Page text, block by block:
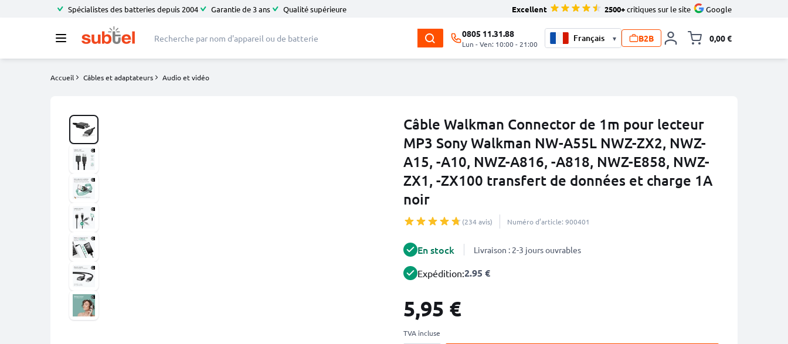
Spécialistes des batteries depuis 2004 Garantie de 3 ans Qualité supérieure Excellent 2500+critiques sur le site Google
0805 11.31.88
Lun - Ven: 10:00 - 21:00
▾ B2B 0,00 €
Accueil Câbles et adaptateurs Audio et vidéo
Câble Walkman Connector de 1m pour lecteur
MP3 Sony Walkman NW-A55L NWZ-ZX2, NWZ-
A15, -A10, NWZ-A816, -A818, NWZ-E858, NWZ-
ZX1, -ZX100 transfert de données et charge 1A
noir
(234 avis) Numéro d’article: 900401
En stock Livraison : 2-3 jours ouvrables
Expédition:2.95 €
5,95 €
TVA incluse